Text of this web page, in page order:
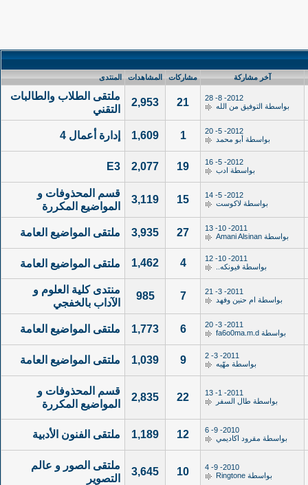
آخر مشاركة مشاركات المشاهدات المنتدى
2012- 8- 28
بواسطة التوفيق من الله 21
2,953
ملتقى الطلاب والطالبات
التقني
2012- 5- 20
بواسطة أبو محمد 1
1,609 إدارة أعمال 4
2012- 5- 16
بواسطة ادب 19
2,077
E3
2012- 5- 14
بواسطة لاكوست 15
3,119
قسم المحذوفات و
المواضيع المكررة
2011- 10- 13
بواسطة Amani Alsinan
27
3,935 ملتقى المواضيع العامة
2011- 10- 12
بواسطة فيونكه.. 4
1,462 ملتقى المواضيع العامة
2011- 3- 21
بواسطة ام حنين وفهد 7
985
منتدى كلية العلوم و
الآداب بالخفجي
2011- 3- 20
بواسطة fa6o0ma.m.d
6
1,773 ملتقى المواضيع العامة
2011- 3- 2
بواسطة مهّيه 9
1,039 ملتقى المواضيع العامة
2011- 1- 13
بواسطة طال السفر 22
2,835
قسم المحذوفات و
المواضيع المكررة
2010- 9- 6
بواسطة مقرود اكاديمي 12
1,189 ملتقى الفنون الأدبية
2010- 9- 4
بواسطة Ringtone
10
3,645
ملتقى الصور و عالم
التصوير